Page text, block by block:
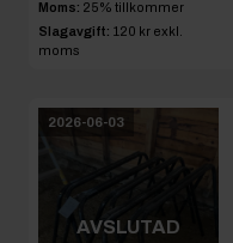
Moms: 25% tillkommer
Slagavgift: 120 kr exkl.
moms
2026-06-03
AVSLUTAD